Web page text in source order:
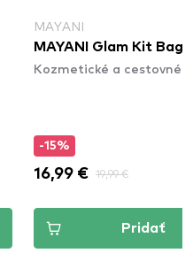
MAYANI
MAYANI Glam Kit Bag
Kozmetické a cestovné
-15%
16,99 € 19,99 €
Pridať